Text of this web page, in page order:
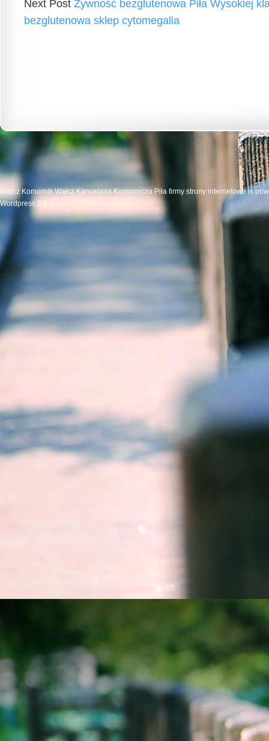
Next Post Żywność bezglutenowa Piła Wysokiej
bezglutenowa sklep cytomegalia
Wałcz Komornik Wałcz Kancelaria Komornicza Piła firmy strony internetowe is
Wordpress 6.5.9.